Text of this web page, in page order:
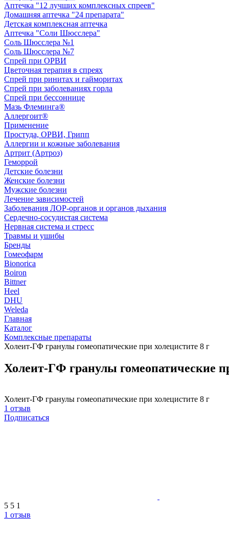
Аптечка "12 лучших комплексных спреев"
Домашняя аптечка "24 препарата"
Детская комплексная аптечка
Аптечка "Соли Шюсслера"
Соль Шюсслера №1
Соль Шюсслера №7
Спрей при ОРВИ
Цветочная терапия в спреях
Спрей при ринитах и гайморитах
Спрей при заболеваниях горла
Спрей при бессоннице
Мазь Флеминга®
Аллергоит®
Применение
Простуда, ОРВИ, Грипп
Аллергии и кожные заболевания
Артрит (Артроз)
Геморрой
Детские болезни
Женские болезни
Мужские болезни
Лечение зависимостей
Заболевания ЛОР-органов и органов дыхания
Сердечно-сосудистая система
Нервная система и стресс
Травмы и ушибы
Бренды
Гомеофарм
Bionorica
Boiron
Bittner
Heel
DHU
Weleda
Главная
Каталог
Комплексные препараты
Холеит-ГФ гранулы гомеопатические при холецистите 8 г
Холеит-ГФ гранулы гомеопатические
Холеит-ГФ гранулы гомеопатические при холецистите 8 г
1 отзыв
Подписаться
5 5 1
1 отзыв